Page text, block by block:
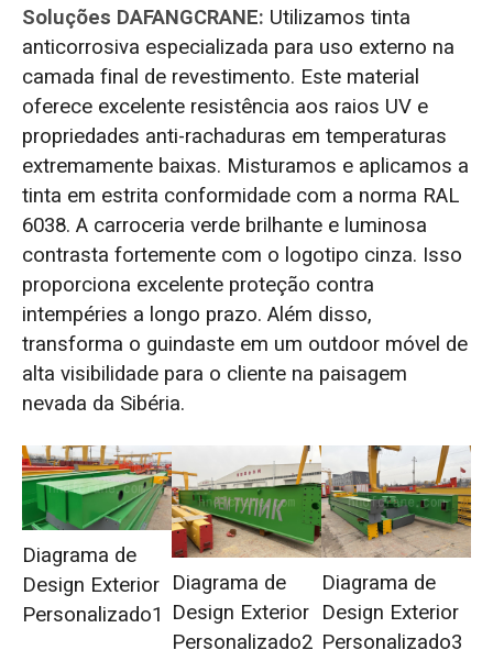
Soluções DAFANGCRANE: Utilizamos tinta
anticorrosiva especializada para uso externo na
camada final de revestimento. Este material
oferece excelente resistência aos raios UV e
propriedades anti-rachaduras em temperaturas
extremamente baixas. Misturamos e aplicamos a
tinta em estrita conformidade com a norma RAL
6038. A carroceria verde brilhante e luminosa
contrasta fortemente com o logotipo cinza. Isso
proporciona excelente proteção contra
intempéries a longo prazo. Além disso,
transforma o guindaste em um outdoor móvel de
alta visibilidade para o cliente na paisagem
nevada da Sibéria.
Diagrama de
Design Exterior
Personalizado1
Diagrama de
Design Exterior
Personalizado2
Diagrama de
Design Exterior
Personalizado3